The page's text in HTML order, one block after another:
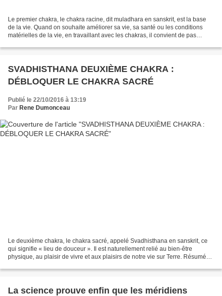
Le premier chakra, le chakra racine, dit muladhara en sanskrit, est la base
de la vie. Quand on souhaite améliorer sa vie, sa santé ou les conditions
matérielles de la vie, en travaillant avec les chakras, il convient de pas
SVADHISTHANA DEUXIÈME CHAKRA :
DÉBLOQUER LE CHAKRA SACRÉ
Publié le 22/10/2016 à 13:19
Par Rene Dumonceau
Le deuxième chakra, le chakra sacré, appelé Svadhisthana en sanskrit, ce
qui signifie « lieu de douceur ». Il est naturellement relié au bien-être
physique, au plaisir de vivre et aux plaisirs de notre vie sur Terre. Résumé
La science prouve enfin que les méridiens